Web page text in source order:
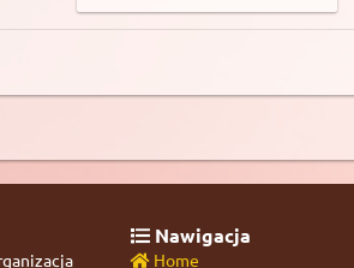
Nawigacja
Home